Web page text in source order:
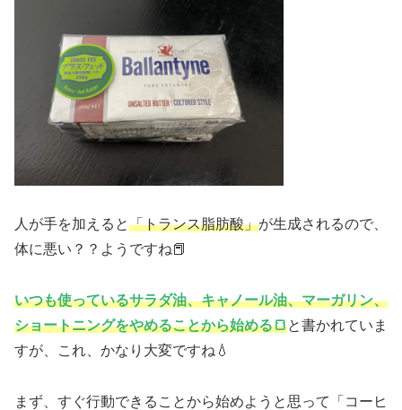
人が手を加えると「トランス脂肪酸」が生成されるので、
体に悪い？？ようですね📕
いつも使っているサラダ油、キャノール油、マーガリン、
ショートニングをやめることから始める🍞と書かれていま
すが、これ、かなり大変ですね💧
まず、すぐ行動できることから始めようと思って「コーヒ